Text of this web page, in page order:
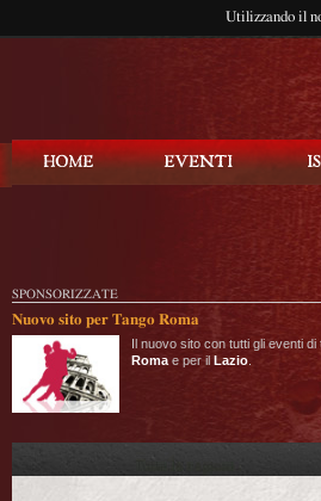
Utilizzando il
SPONSORIZZATE
Nuovo sito per Tango Roma
Il nuovo sito con tutti gli eventi di
Roma e per il Lazio